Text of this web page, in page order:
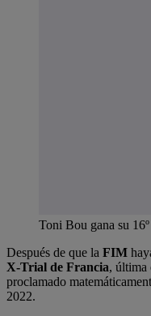
Toni Bou gana su
Después de que la FIM
X-Trial de Francia, última
proclamado
2022.